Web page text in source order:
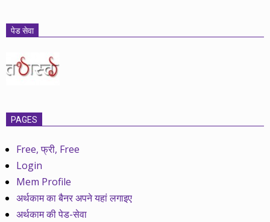
पेड सेवा
PAGES
Free, फ्री, Free
Login
Mem Profile
अर्थकाम का बैनर अपने यहां लगाइए
अर्थकाम की पेड-सेवा